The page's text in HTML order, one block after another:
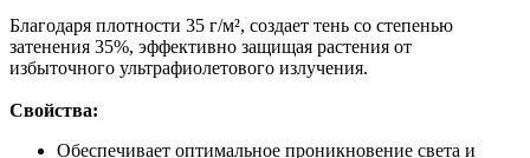
Благодаря плотности 35 г/м², создает тень со степенью
затенения 35%, эффективно защищая растения от
избыточного ультрафиолетового излучения.
Свойства:
Обеспечивает оптимальное проникновение света и